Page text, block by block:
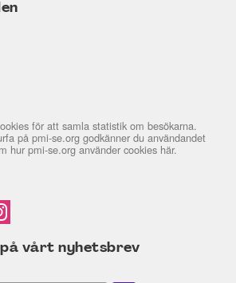
för att samla statistik om besökarna.
på pmi-se.org godkänner du användandet
hur pmi-se.org använder cookies här.
vårt nyhetsbrev